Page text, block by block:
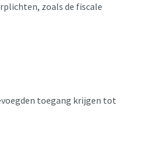
zoals de fiscale
toegang krijgen tot